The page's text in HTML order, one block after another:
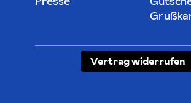
Vertrag widerrufen